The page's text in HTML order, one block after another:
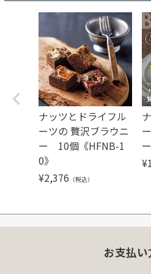
ナッツとドライフル
ーツの 贅沢ブラウニ
ー 10個《HFNB-1
0》
¥2,376 （税込）
¥
お支払い